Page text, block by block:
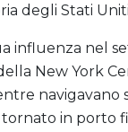
degli Stati
influenza nel
New York
navigavano
in porto